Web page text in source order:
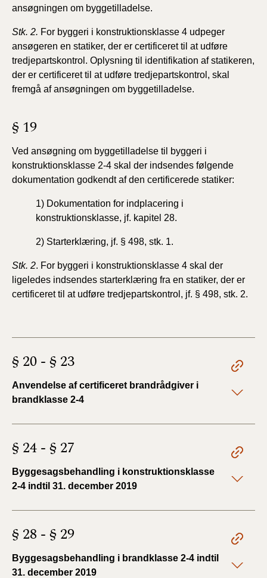
ansøgningen om byggetilladelse.
Stk. 2. For byggeri i konstruktionsklasse 4 udpeger
ansøgeren en statiker, der er certificeret til at udføre
tredjepartskontrol. Oplysning til identifikation af statikeren,
der er certificeret til at udføre tredjepartskontrol, skal
fremgå afansøgningen om byggetilladelse.
§ 19
Ved ansøgning om byggetilladelse til byggeri i
konstruktionsklasse 2-4 skal der indsendes følgende
dokumentation godkendt af den certificerede statiker:
1) Dokumentation for indplacering i
konstruktionsklasse, jf. kapitel 28.
2) Starterklæring, jf. § 498, stk. 1.
Stk. 2. For byggeri i konstruktionsklasse 4 skal der
ligeledes indsendes starterklæring fra en statiker, der er
certificerettil at udføre tredjepartskontrol, jf. § 498, stk. 2.
§ 20 - § 23
Anvendelse af certificeret brandrådgiver i
brandklasse 2-4
§ 24 - § 27
Byggesagsbehandling i konstruktionsklasse
2-4 indtil 31. december 2019
§ 28 - § 29
Byggesagsbehandling i brandklasse 2-4 indtil
31. december 2019